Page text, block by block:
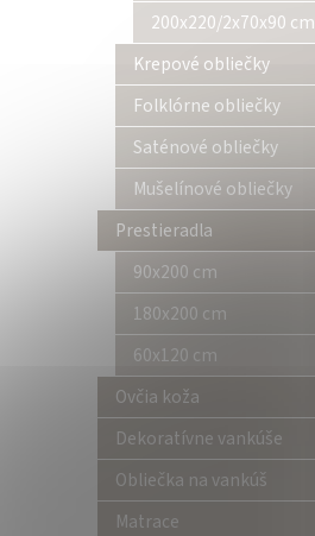
200x220/2x70x90 cm
Krepové obliečky
Folklórne obliečky
Saténové obliečky
Mušelínové obliečky
Prestieradla
90x200 cm
180x200 cm
60x120 cm
Ovčia koža
Dekoratívne vankúše
Obliečka na vankúš
Matrace